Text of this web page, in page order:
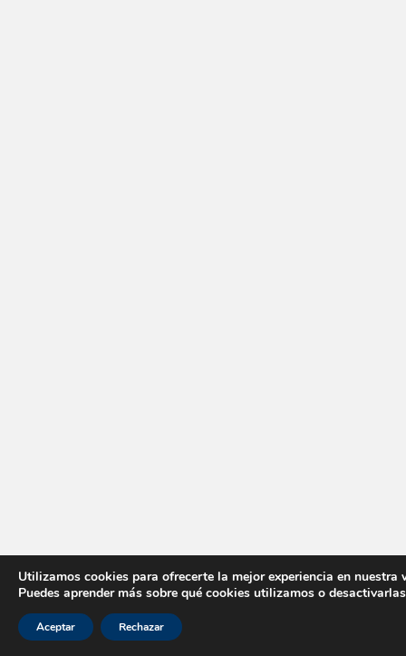
Utilizamos cookies para ofrecerte la mejor experiencia en nuestra
Puedes aprender más sobre qué cookies utilizamos o
Aceptar Rechazar